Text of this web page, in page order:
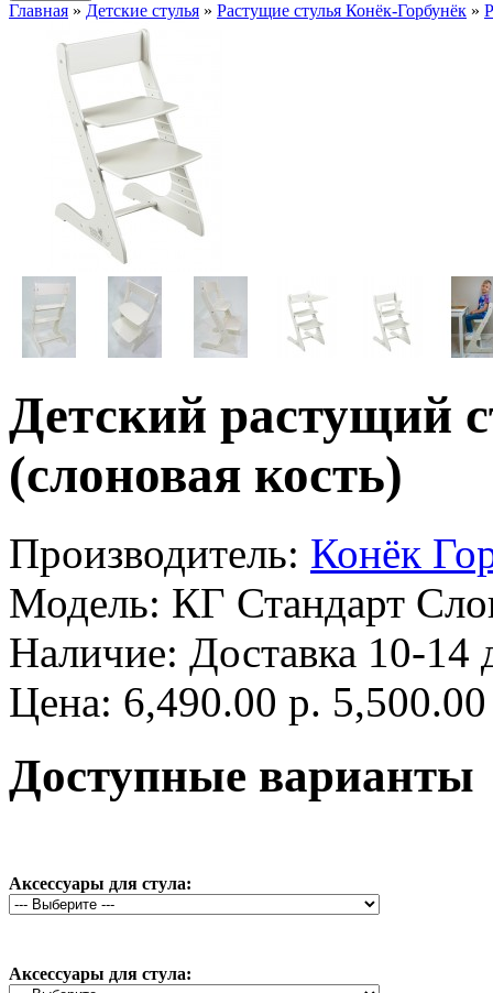
Главная » Детские стулья » Растущие стулья Конёк-Горбунёк »
Детский растущий
(слоновая кость)
Производитель: Конёк
Модель: КГ Стандарт
Наличие: Доставка 10-14
Цена: 6,490.00 р.
Доступные варианты
Аксессуары для стула:
Аксессуары для стула: